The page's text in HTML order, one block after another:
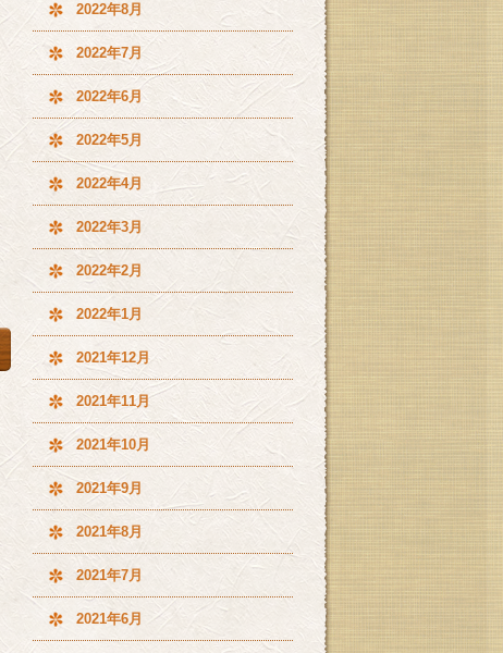
2022年8月
2022年7月
2022年6月
2022年5月
2022年4月
2022年3月
2022年2月
2022年1月
2021年12月
2021年11月
2021年10月
2021年9月
2021年8月
2021年7月
2021年6月